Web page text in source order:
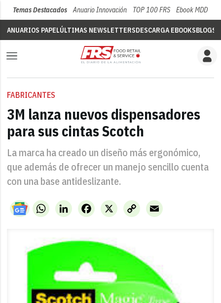
Temas Destacados Anuario Innovación TOP 100 FRS Ebook MDD
ANUARIOS PAPELÚLTIMAS NEWSLETTERSDESCARGA EBOOKSBLOGS
FABRICANTES
3M lanza nuevos dispensadores
para sus cintas Scotch
La marca ha creado un diseño más ergonómico,
que además de ofrecer un manejo sencillo cuenta
con una base antideslizante.
WhatsAppLinkedIn X
Facebook
Copy
Link
Email